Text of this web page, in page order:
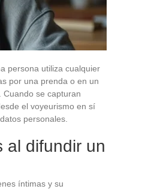
persona utiliza cualquier
por una prenda o en un
se capturan
el voyeurismo en sí
personales.
al difundir un
íntimas y su